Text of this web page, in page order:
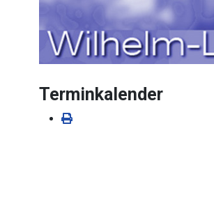
Terminkalender